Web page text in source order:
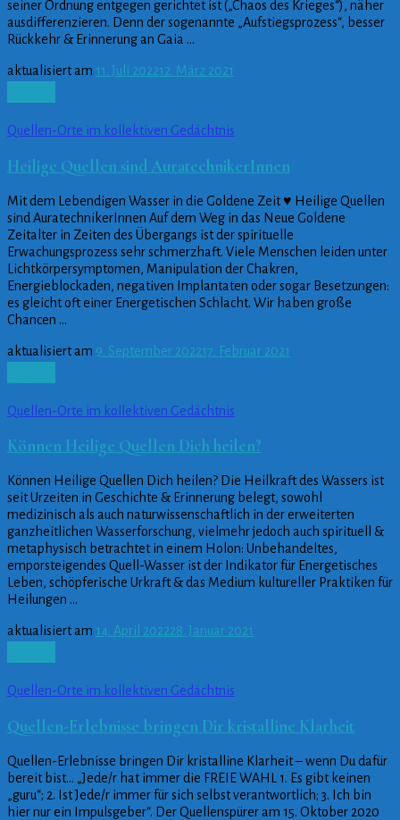
seiner Ordnung entgegen gerichtet ist („Chaos des Krieges“), näher
ausdifferenzieren. Denn der sogenannte „Aufstiegsprozess“, besser
Rückkehr & Erinnerung an Gaia …
aktualisiert am 11. Juli 202212. März 2021
Quellen-Orte im kollektiven Gedächtnis
Heilige Quellen sind AuratechnikerInnen
Mit dem Lebendigen Wasser in die Goldene Zeit ♥ Heilige Quellen
sind AuratechnikerInnen Auf dem Weg in das Neue Goldene
Zeitalter in Zeiten des Übergangs ist der spirituelle
Erwachungsprozess sehr schmerzhaft. Viele Menschen leiden unter
Lichtkörpersymptomen, Manipulation der Chakren,
Energieblockaden, negativen Implantaten oder sogar Besetzungen:
es gleicht oft einer Energetischen Schlacht. Wir haben große
Chancen …
aktualisiert am 9. September 202217. Februar 2021
Quellen-Orte im kollektiven Gedächtnis
Können Heilige Quellen Dich heilen?
Können Heilige Quellen Dich heilen? Die Heilkraft des Wassers ist
seit Urzeiten in Geschichte & Erinnerung belegt, sowohl
medizinisch als auch naturwissenschaftlich in der erweiterten
ganzheitlichen Wasserforschung, vielmehr jedoch auch spirituell &
metaphysisch betrachtet in einem Holon: Unbehandeltes,
emporsteigendes Quell-Wasser ist der Indikator für Energetisches
Leben, schöpferische Urkraft & das Medium kultureller Praktiken für
Heilungen …
aktualisiert am 14. April 202228. Januar 2021
Quellen-Orte im kollektiven Gedächtnis
Quellen-Erlebnisse bringen Dir kristalline Klarheit
Quellen-Erlebnisse bringen Dir kristalline Klarheit – wenn Du dafür
bereit bist… „Jede/r hat immer die FREIE WAHL 1. Es gibt keinen
„guru“; 2. Ist Jede/r immer für sich selbst verantwortlich; 3. Ich bin
hier nur ein Impulsgeber“. Der Quellenspürer am 15. Oktober 2020